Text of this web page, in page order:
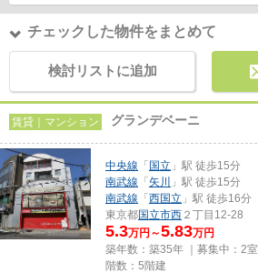
チェックした物件をまとめて
検討リストに追加
賃貸｜マンション グランデベーニ
中央線 「 国立 」駅 徒歩15分
南武線 「 矢川
」駅 徒歩15分
南武線 「 西国立 」駅 徒歩16分
東京都国立市西 ２丁目12-28
5.3万円～5.83万円
築年数：築35年 ｜募集中： 2室
階数：5階建